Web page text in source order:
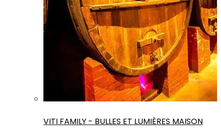
VITI FAMILY - BULLES ET LUMIÈRES MAISON